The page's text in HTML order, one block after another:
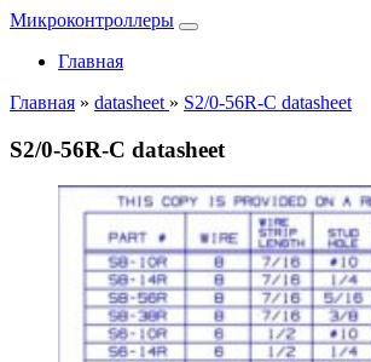
Микроконтроллеры
Главная
Главная » datasheet » S2/0-56R-C datasheet
S2/0-56R-C datasheet